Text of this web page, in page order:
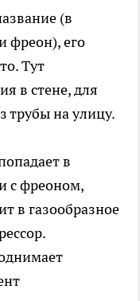
(в
фреон), его
Тут
в стене, для
трубы на улицу.
в
с фреоном,
в газообразное